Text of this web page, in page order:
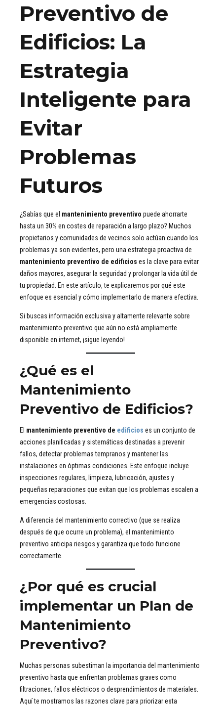
Preventivo de
Edificios: La
Estrategia
Inteligente para
Evitar
Problemas
Futuros
¿Sabías que el mantenimiento preventivo puede ahorrarte
hasta un 30% en costes de reparación a largo plazo? Muchos
propietarios y comunidades de vecinos solo actúan cuando los
problemas ya son evidentes, pero una estrategia proactiva de
mantenimiento preventivo de edificios es la clave para evitar
daños mayores, asegurar la seguridad y prolongar la vida útil de
tu propiedad. En este artículo, te explicaremos por qué este
enfoque es esencial y cómo implementarlo de manera efectiva.
Si buscas información exclusiva y altamente relevante sobre
mantenimiento preventivo que aún no está ampliamente
disponible en internet, ¡sigue leyendo!
¿Qué es el
Mantenimiento
Preventivo de Edificios?
El mantenimiento preventivo de edificios es un conjunto de
acciones planificadas y sistemáticas destinadas a prevenir
fallos, detectar problemas tempranos y mantener las
instalaciones en óptimas condiciones. Este enfoque incluye
inspecciones regulares, limpieza, lubricación, ajustes y
pequeñas reparaciones que evitan que los problemas escalen a
emergencias costosas.
A diferencia del mantenimiento correctivo (que se realiza
después de que ocurre un problema), el mantenimiento
preventivo anticipa riesgos y garantiza que todo funcione
correctamente.
¿Por qué es crucial
implementar un Plan de
Mantenimiento
Preventivo?
Muchas personas subestiman la importancia del mantenimiento
preventivo hasta que enfrentan problemas graves como
filtraciones, fallos eléctricos o desprendimientos de materiales.
Aquí te mostramos las razones clave para priorizar esta